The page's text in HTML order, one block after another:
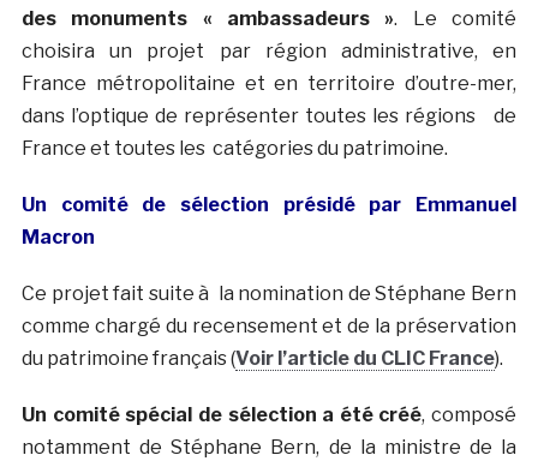
des monuments « ambassadeurs ». Le comité
choisira un projet par région administrative, en
France métropolitaine et en territoire d’outre-mer,
dans l’optique de représenter toutes les régions de
France et toutes les catégories du patrimoine.
Un comité de sélection présidé par Emmanuel
Macron
Ce projet fait suite à la nomination de Stéphane Bern
comme chargé du recensement et de la préservation
du patrimoine français (Voir l’article du CLIC France).
Un comité spécial de sélection a été créé, composé
notamment de Stéphane Bern, de la ministre de la